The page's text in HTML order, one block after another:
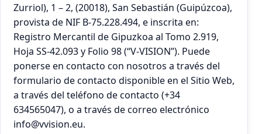
Zurriol), 1 – 2, (20018), San Sebastián (Guipúzcoa),
provista de NIF B-75.228.494, e inscrita en:
Registro Mercantil de Gipuzkoa al Tomo 2.919,
Hoja SS-42.093 y Folio 98 (“V-VISION”). Puede
ponerse en contacto con nosotros a través del
formulario de contacto disponible en el Sitio Web,
a través del teléfono de contacto (+34
634565047), o a través de correo electrónico
info@vvision.eu.